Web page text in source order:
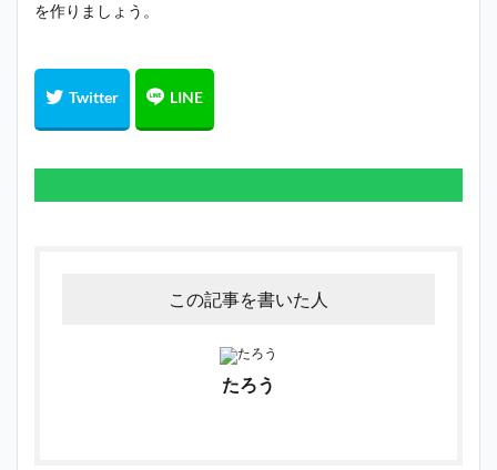
を作りましょう。
この記事を書いた人
たろう